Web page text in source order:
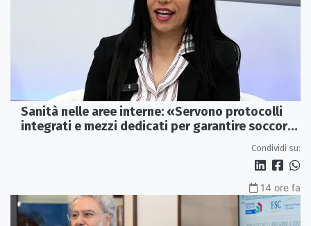
Sanità nelle aree interne: «Servono protocolli
integrati e mezzi dedicati per garantire soccorsi
Condividi su:
14 ore fa